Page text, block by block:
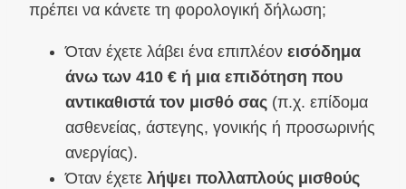
πρέπει να κάνετε τη φορολογική δήλωση;
Όταν έχετε λάβει ένα επιπλέον εισόδημα
άνω των 410 € ή μια επιδότηση που
αντικαθιστά τον μισθό σας (π.χ. επίδομα
ασθενείας, άστεγης, γονικής ή προσωρινής
ανεργίας).
Όταν έχετε λήψει πολλαπλούς μισθούς